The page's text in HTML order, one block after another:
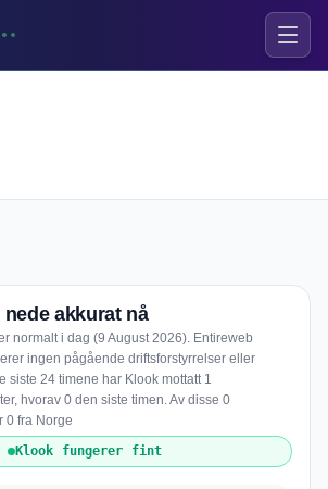
akkurat nå
normalt i dag (9 August 2026). Entireweb
ingen pågående driftsforstyrrelser eller
siste 24 timene har Klook mottatt 1
hvorav 0 den siste timen. Av disse 0
0 fra Norge
Klook fungerer fint